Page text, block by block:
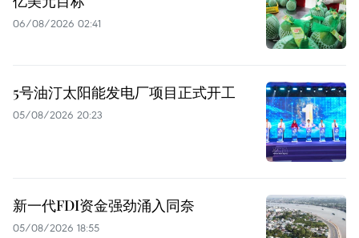
06/08/2026 02:41
5号油汀太阳能发电厂项目正式开工
05/08/2026 20:23
新一代FDI资金强劲涌入同奈
05/08/2026 18:55